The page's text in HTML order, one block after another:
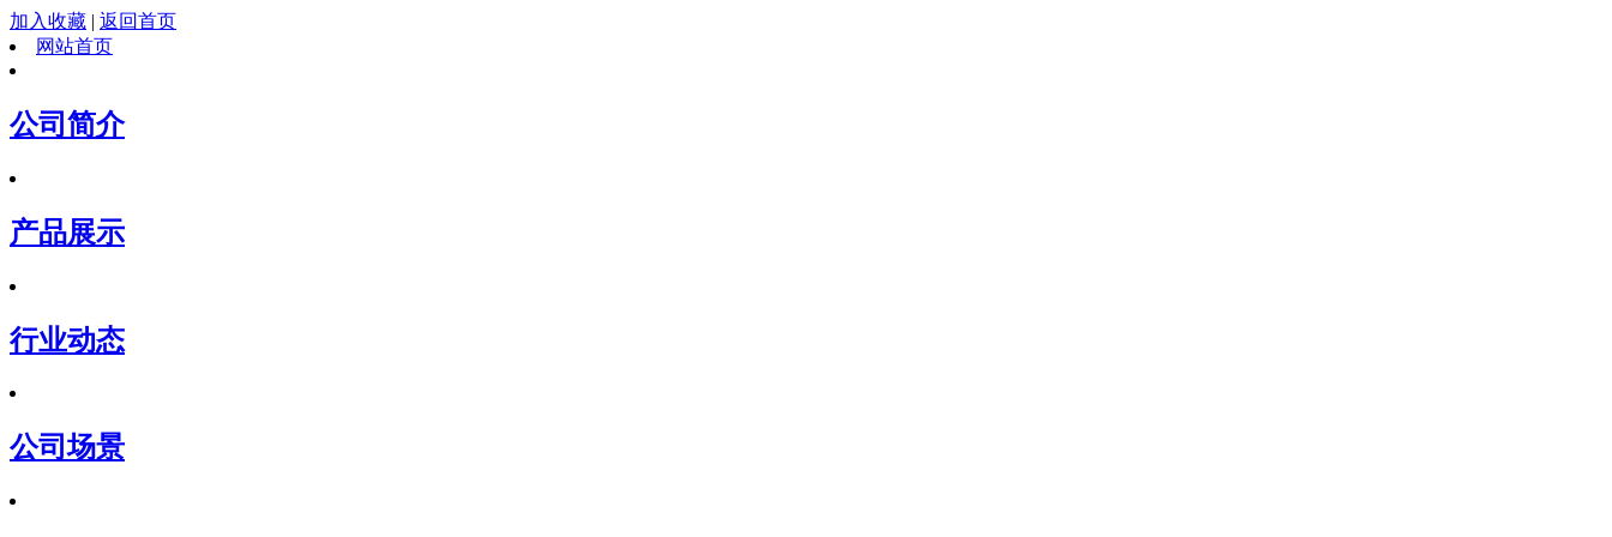
加入收藏 | 返回首页
网站首页
公司简介
产品展示
行业动态
公司场景